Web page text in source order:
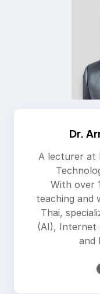
Dr.
A lecturer at
With over
teaching and
Thai,
(AI), Internet
and